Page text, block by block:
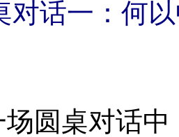
对话一：何
桌对话中